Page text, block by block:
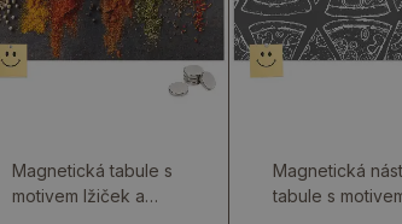
Magnetická tabule s
motivem lžiček a
Magnetická
tabule s